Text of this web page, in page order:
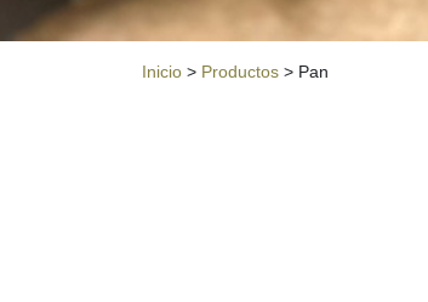
Inicio > Productos > Pan